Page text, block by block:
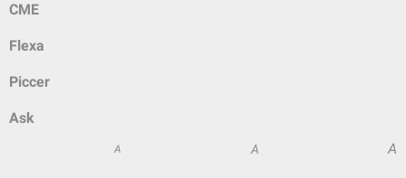
CME
Flexa
Piccer
Ask
A A A